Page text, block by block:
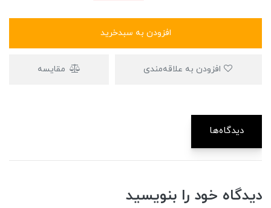
افزودن به سبدخرید
مقایسه
دیدگاه‌ها
دیدگاه خود را بنویسید